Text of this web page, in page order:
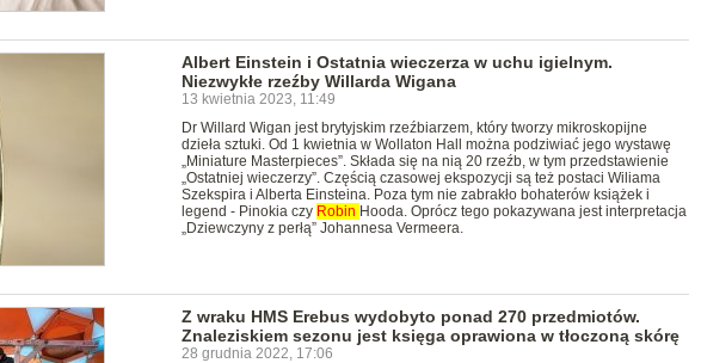
Albert Einstein i Ostatnia wieczerza w uchu igielnym.
Niezwykłe rzeźby Willarda Wigana
13 kwietnia 2023, 11:49
Dr Willard Wigan jest brytyjskim rzeźbiarzem, który tworzy mikroskopijne
dzieła sztuki. Od 1 kwietnia w Wollaton Hall można podziwiać jego wystawę
„Miniature Masterpieces”. Składa się na nią 20 rzeźb, w tym przedstawienie
„Ostatniej wieczerzy”. Częścią czasowej ekspozycji są też postaci Wiliama
Szekspira i Alberta Einsteina. Poza tym nie zabrakło bohaterów książek i
legend - Pinokia czy Robin Hooda. Oprócz tego pokazywana jest interpretacja
„Dziewczyny z perłą” Johannesa Vermeera.
Z wraku HMS Erebus wydobyto ponad 270 przedmiotów.
Znaleziskiem sezonu jest księga oprawiona w tłoczoną skórę
28 grudnia 2022, 17:06